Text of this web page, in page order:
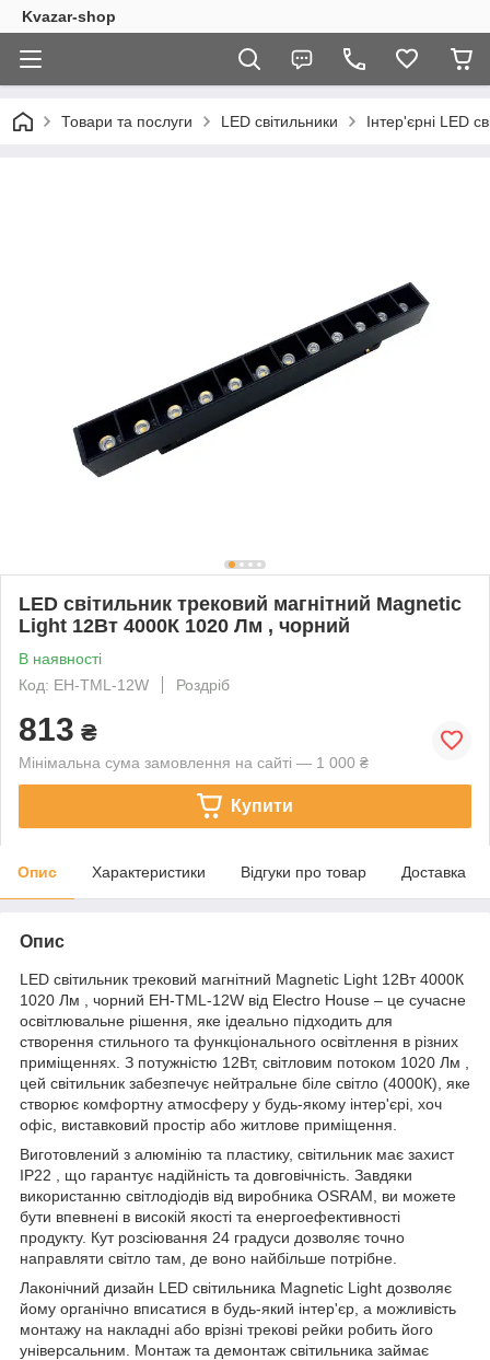
Kvazar-shop
Товари та послуги LED світильники Інтер'єрні LED
LED світильник трековий магнітний Magnetic
Light 12Вт 4000К 1020 Лм , чорний
В наявності
Код: EH-TML-12W
Роздріб
813 ₴
Мінімальна сума замовлення на сайті — 1 000 ₴
Купити
Опис Характеристики Відгуки про товар Доставка
Опис
LED світильник трековий магнітний Magnetic Light 12Вт 4000К
1020 Лм , чорний EH-TML-12W від Electro House – це сучасне
освітлювальне рішення, яке ідеально підходить для
створення стильного та функціонального освітлення в різних
приміщеннях. З потужністю 12Вт, світловим потоком 1020 Лм ,
цей світильник забезпечує нейтральне біле світло (4000К), яке
створює комфортну атмосферу у будь-якому інтер'єрі, хоч
офіс, виставковий простір або житлове приміщення.
Виготовлений з алюмінію та пластику, світильник має захист
IP22 , що гарантує надійність та довговічність. Завдяки
використанню світлодіодів від виробника OSRAM, ви можете
бути впевнені в високій якості та енергоефективності
продукту. Кут розсіювання 24 градуси дозволяє точно
направляти світло там, де воно найбільше потрібне.
Лаконічний дизайн LED світильника Magnetic Light дозволяє
йому органічно вписатися в будь-який інтер'єр, а можливість
монтажу на накладні або врізні трекові рейки робить його
універсальним. Монтаж та демонтаж світильника займає